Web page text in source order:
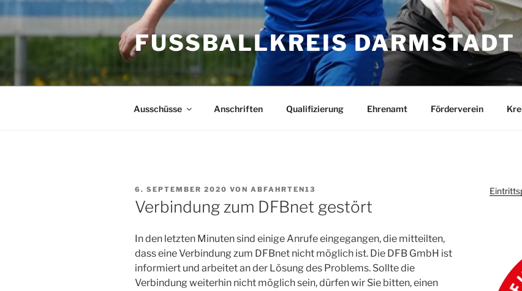
Inhalt
springen
FUSSBALLKREIS DARMSTADT
Ausschüsse Anschriften Qualifizierung Ehrenamt Förderverein
VERÖFFENTLICHT
AM
6. SEPTEMBER 2020 VON ABFAHRTEN13
Verbindung zum DFBnet gestört
In den letzten Minuten sind einige Anrufe eingegangen, die mitteilten,
dass eine Verbindung zum DFBnet nicht möglich ist. Die DFB GmbH ist
informiert und arbeitet an der Lösung des Problems. Sollte die
Verbindung weiterhin nicht möglich sein, dürfen wir Sie bitten, einen